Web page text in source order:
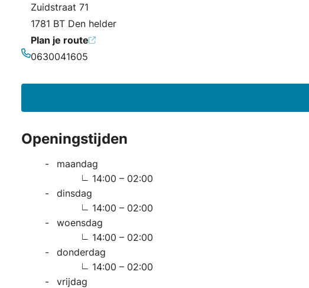
Zuidstraat 71
1781 BT Den helder
Plan je route
0630041605
Openingstijden
maandag
14:00 – 02:00
dinsdag
14:00 – 02:00
woensdag
14:00 – 02:00
donderdag
14:00 – 02:00
vrijdag